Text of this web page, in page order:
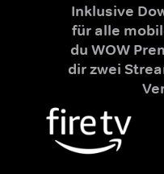
Inklusive
für alle
du WOW
dir zwei